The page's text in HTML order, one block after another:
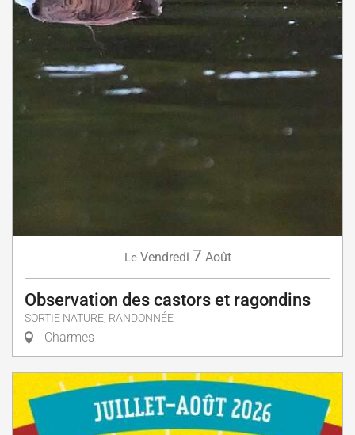
Le Vendredi 7 Août
Observation des castors et ragondins
SORTIE NATURE, RANDONNÉE
Charmes